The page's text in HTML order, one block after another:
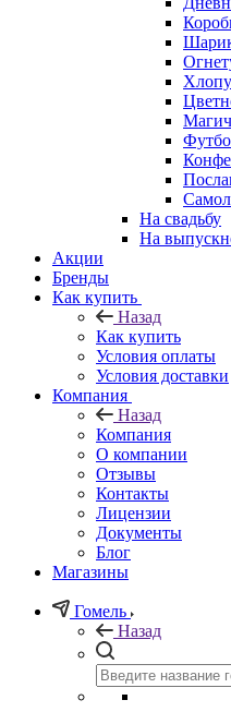
На свадьбу
На
Акции
Бренды
Как купить
Назад
Как купить
Условия оплаты
Условия доставки
Компания
Назад
Компания
О компании
Отзывы
Контакты
Лицензии
Документы
Блог
Магазины
Гомель
Назад